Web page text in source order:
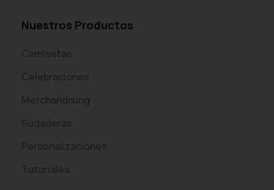
Nuestros Productos
Camisetas
Celebraciones
Merchandising
Sudaderas
Personalizaciones
Tutoriales